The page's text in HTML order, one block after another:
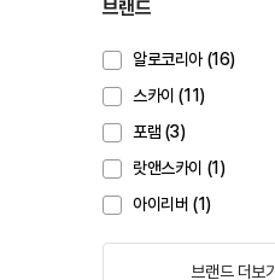
브랜드
알로코리아 (16)
스카이 (11)
포램 (3)
랏앤스카이 (1)
아이리버 (1)
브랜드 더보기